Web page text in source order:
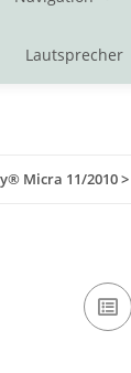
Lautsprecher
Micra 11/2010